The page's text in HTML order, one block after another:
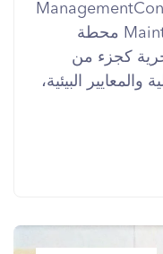
MaintenanceCustom Engineering محطة
كجزء من
والمعايير البيئية،